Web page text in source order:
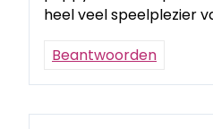
heel veel speelplezier
Beantwoorden